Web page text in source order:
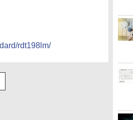
rdt198lm/